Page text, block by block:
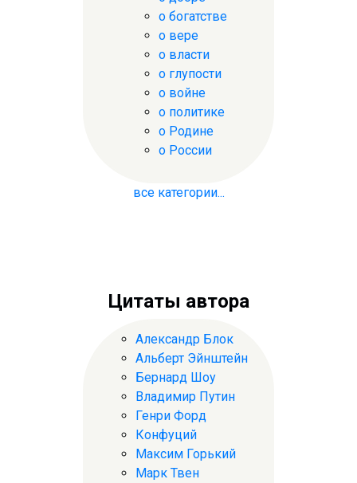
о богатстве
о вере
о власти
о глупости
о войне
о политике
о Родине
о России
все категории...
Цитаты автора
Александр Блок
Альберт Эйнштейн
Бернард Шоу
Владимир Путин
Генри Форд
Конфуций
Максим Горький
Марк Твен